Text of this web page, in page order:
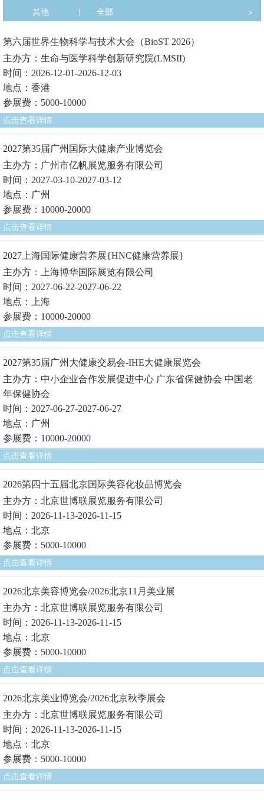
其他
全部
第六届世界生物科学与技术大会（BioST 2026）
主办方：生命与医学科学创新研究院(LMSII)
时间：2026-12-01-2026-12-03
地点：香港
参展费：5000-10000
点击查看详情
2027第35届广州国际大健康产业博览会
主办方：广州市亿帆展览服务有限公司
时间：2027-03-10-2027-03-12
地点：广州
参展费：10000-20000
点击查看详情
2027上海国际健康营养展{HNC健康营养展}
主办方：上海博华国际展览有限公司
时间：2027-06-22-2027-06-22
地点：上海
参展费：10000-20000
点击查看详情
2027第35届广州大健康交易会-IHE大健康展览会
主办方：中小企业合作发展促进中心 广东省保健协会 中国老
年保健协会
时间：2027-06-27-2027-06-27
地点：广州
参展费：10000-20000
点击查看详情
2026第四十五届北京国际美容化妆品博览会
主办方：北京世博联展览服务有限公司
时间：2026-11-13-2026-11-15
地点：北京
参展费：5000-10000
点击查看详情
2026北京美容博览会/2026北京11月美业展
主办方：北京世博联展览服务有限公司
时间：2026-11-13-2026-11-15
地点：北京
参展费：5000-10000
点击查看详情
2026北京美业博览会/2026北京秋季展会
主办方：北京世博联展览服务有限公司
时间：2026-11-13-2026-11-15
地点：北京
参展费：5000-10000
点击查看详情